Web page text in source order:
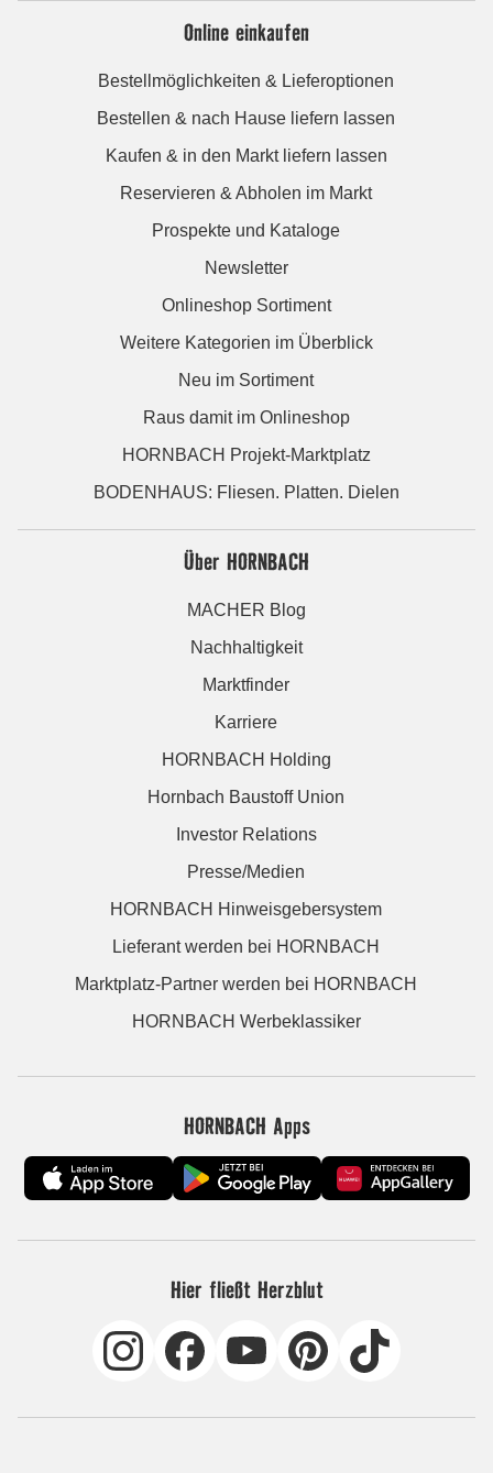
Online einkaufen
Bestellmöglichkeiten & Lieferoptionen
Bestellen & nach Hause liefern lassen
Kaufen & in den Markt liefern lassen
Reservieren & Abholen im Markt
Prospekte und Kataloge
Newsletter
Onlineshop Sortiment
Weitere Kategorien im Überblick
Neu im Sortiment
Raus damit im Onlineshop
HORNBACH Projekt-Marktplatz
BODENHAUS: Fliesen. Platten. Dielen
Über HORNBACH
MACHER Blog
Nachhaltigkeit
Marktfinder
Karriere
HORNBACH Holding
Hornbach Baustoff Union
Investor Relations
Presse/Medien
HORNBACH Hinweisgebersystem
Lieferant werden bei HORNBACH
Marktplatz-Partner werden bei HORNBACH
HORNBACH Werbeklassiker
HORNBACH Apps
Hier fließt Herzblut